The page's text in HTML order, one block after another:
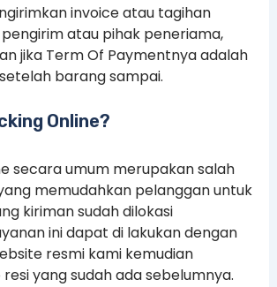
invoice atau tagihan
atau pihak peneriama,
jika Term Of Paymentnya adalah
barang sampai.
Online?
secara umum merupakan salah
memudahkan pelanggan untuk
kiriman sudah dilokasi
ini dapat di lakukan dengan
resmi kami kemudian
yang sudah ada sebelumnya.